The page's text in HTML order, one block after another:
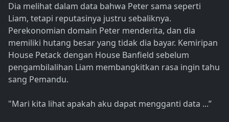
Dia melihat dalam data bahwa Peter sama seperti
Liam, tetapi reputasinya justru sebaliknya.
Perekonomian domain Peter menderita, dan dia
memiliki hutang besar yang tidak dia bayar. Kemiripan
House Petack dengan House Banfield sebelum
pengambilalihan Liam membangkitkan rasa ingin tahu
sang Pemandu.
"Mari kita lihat apakah aku dapat mengganti data ...”